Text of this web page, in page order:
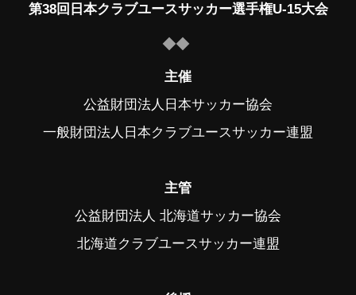
第38回日本クラブユースサッカー選手権U-15大会
主催
公益財団法人日本サッカー協会
一般財団法人日本クラブユースサッカー連盟
主管
公益財団法人 北海道サッカー協会
北海道クラブユースサッカー連盟